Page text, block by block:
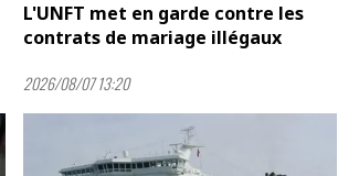
L'UNFT met en garde contre les
contrats de mariage illégaux
2026/08/07 13:20